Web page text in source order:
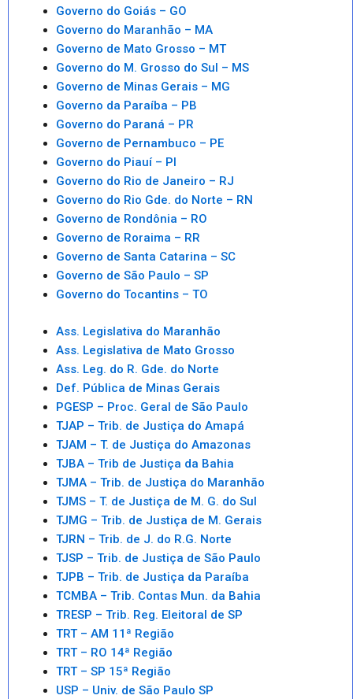
Governo do Goiás – GO
Governo do Maranhão – MA
Governo de Mato Grosso – MT
Governo do M. Grosso do Sul – MS
Governo de Minas Gerais – MG
Governo da Paraíba – PB
Governo do Paraná – PR
Governo de Pernambuco – PE
Governo do Piauí – PI
Governo do Rio de Janeiro – RJ
Governo do Rio Gde. do Norte – RN
Governo de Rondônia – RO
Governo de Roraima – RR
Governo de Santa Catarina – SC
Governo de São Paulo – SP
Governo do Tocantins – TO
Ass. Legislativa do Maranhão
Ass. Legislativa de Mato Grosso
Ass. Leg. do R. Gde. do Norte
Def. Pública de Minas Gerais
PGESP – Proc. Geral de São Paulo
TJAP – Trib. de Justiça do Amapá
TJAM – T. de Justiça do Amazonas
TJBA – Trib de Justiça da Bahia
TJMA – Trib. de Justiça do Maranhão
TJMS – T. de Justiça de M. G. do Sul
TJMG – Trib. de Justiça de M. Gerais
TJRN – Trib. de J. do R.G. Norte
TJSP – Trib. de Justiça de São Paulo
TJPB – Trib. de Justiça da Paraíba
TCMBA – Trib. Contas Mun. da Bahia
TRESP – Trib. Reg. Eleitoral de SP
TRT – AM 11ª Região
TRT – RO 14ª Região
TRT – SP 15ª Região
USP – Univ. de São Paulo SP